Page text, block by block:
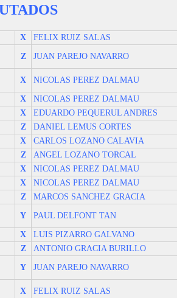
X FELIX RUIZ SALAS
Z JUAN PAREJO NAVARRO
X NICOLAS PEREZ DALMAU
X NICOLAS PEREZ DALMAU
X EDUARDO PEQUERUL ANDRES
Z DANIEL LEMUS CORTES
X CARLOS LOZANO CALAVIA
Z ANGEL LOZANO TORCAL
X NICOLAS PEREZ DALMAU
X NICOLAS PEREZ DALMAU
Z MARCOS SANCHEZ GRACIA
Y PAUL DELFONT TAN
X LUIS PIZARRO GALVANO
Z ANTONIO GRACIA BURILLO
Y JUAN PAREJO NAVARRO
X FELIX RUIZ SALAS